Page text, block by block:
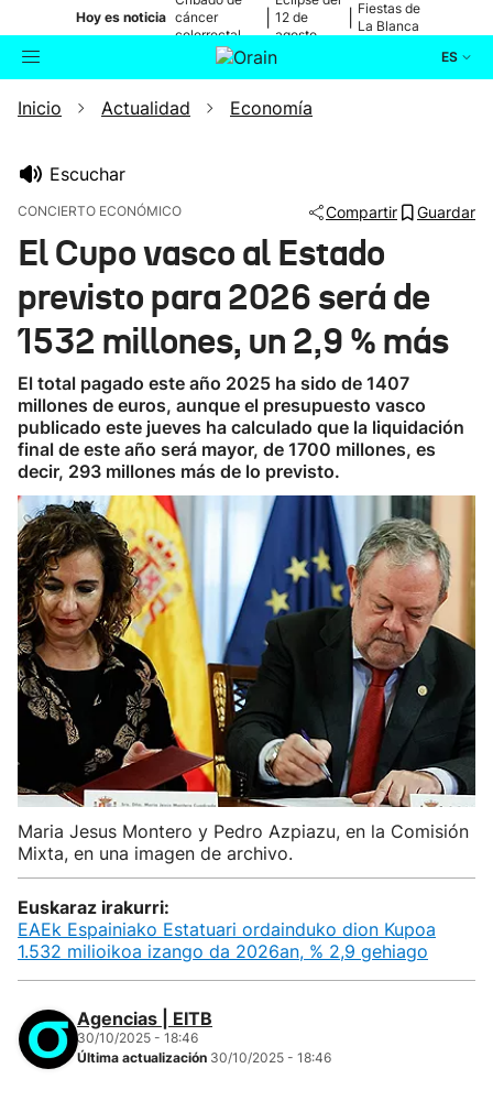
Hoy es noticia cáncer
colorrectal
12 de
agosto
Fiestas de
La Blanca
ES
Buscador Actualidad
Ikusmiran
Eguraldia
Inicio Actualidad Economía
Escuchar
CONCIERTO ECONÓMICO Compartir Guardar
El Cupo vasco al Estado
previsto para 2026 será de
1532 millones, un 2,9 % más
El total pagado este año 2025 ha sido de 1407
millones de euros, aunque el presupuesto vasco
publicado este jueves ha calculado que la liquidación
final de este año será mayor, de 1700 millones, es
decir, 293 millones más de lo previsto.
Maria Jesus Montero y Pedro Azpiazu, en la Comisión
Mixta, en una imagen de archivo.
Euskaraz irakurri:
EAEk Espainiako Estatuari ordainduko dion Kupoa
1.532 milioikoa izango da 2026an, % 2,9 gehiago
Agencias | EITB
30/10/2025 - 18:46
Última actualización 30/10/2025 - 18:46